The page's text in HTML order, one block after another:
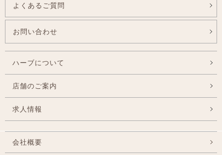
よくあるご質問
お問い合わせ
ハーブについて
店舗のご案内
求人情報
会社概要